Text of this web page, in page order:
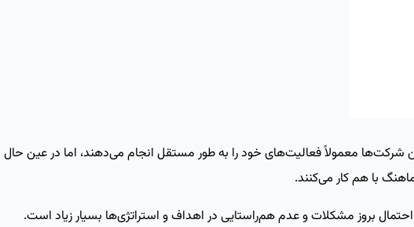
شرکت‌ها معمولاً فعالیت‌های خود را به ‌طور مستقل انجام می‌دهند، اما در عین حال
با هم کار می‌کنند.
بروز مشکلات و عدم هم‌راستایی در اهداف و استراتژی‌ها بسیار زیاد است.